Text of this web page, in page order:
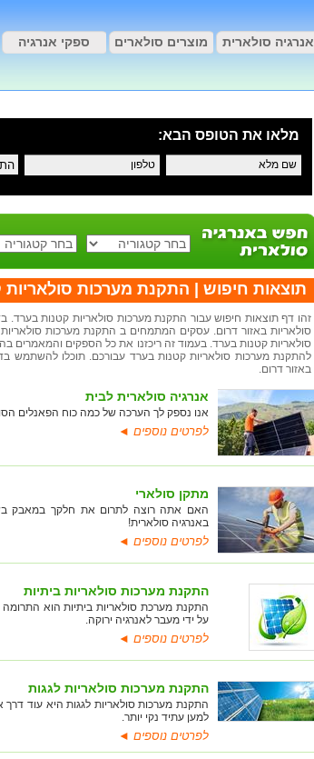
אנרגיה סולארית מוצרים סולארים ספקי אנרגיה
מלאו את הטופס הבא:
תוצאות חיפוש | התקנת מערכות
זהו דף תוצאות חיפוש עבור התקנת מערכות סולאריות קטנות
סולאריות באזור דרום. עסקים המתמחים ב התקנת מערכות
סולאריות קטנות בערד. בעמוד זה ריכזנו את כל הספקים
להתקנת מערכות סולאריות קטנות בערד עבורכם. תוכלו להשתמש
באזור דרום.
אנרגיה סולארית לבית
אנו נספק לך הערכה של כמה כוח הפאנלים
לפרטים נוספים ◄
מתקן סולארי
האם אתה רוצה לתרום את חלקך במאבק
באנרגיה סולארית!
לפרטים נוספים ◄
התקנת מערכות סולאריות ביתיות
התקנת מערכת סולאריות ביתיות הוא
על ידי מעבר לאנרגיה ירוקה.
לפרטים נוספים ◄
התקנת מערכות סולאריות לגגות
התקנת מערכות סולאריות לגגות היא עוד
למען עתיד נקי יותר.
לפרטים נוספים ◄